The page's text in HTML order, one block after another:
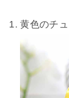
黄色のチ